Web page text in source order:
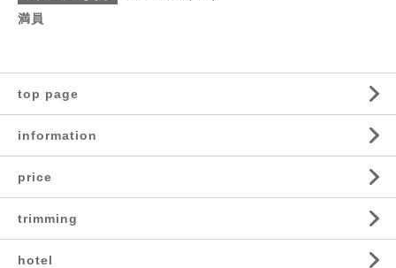
満員
top page
information
price
trimming
hotel